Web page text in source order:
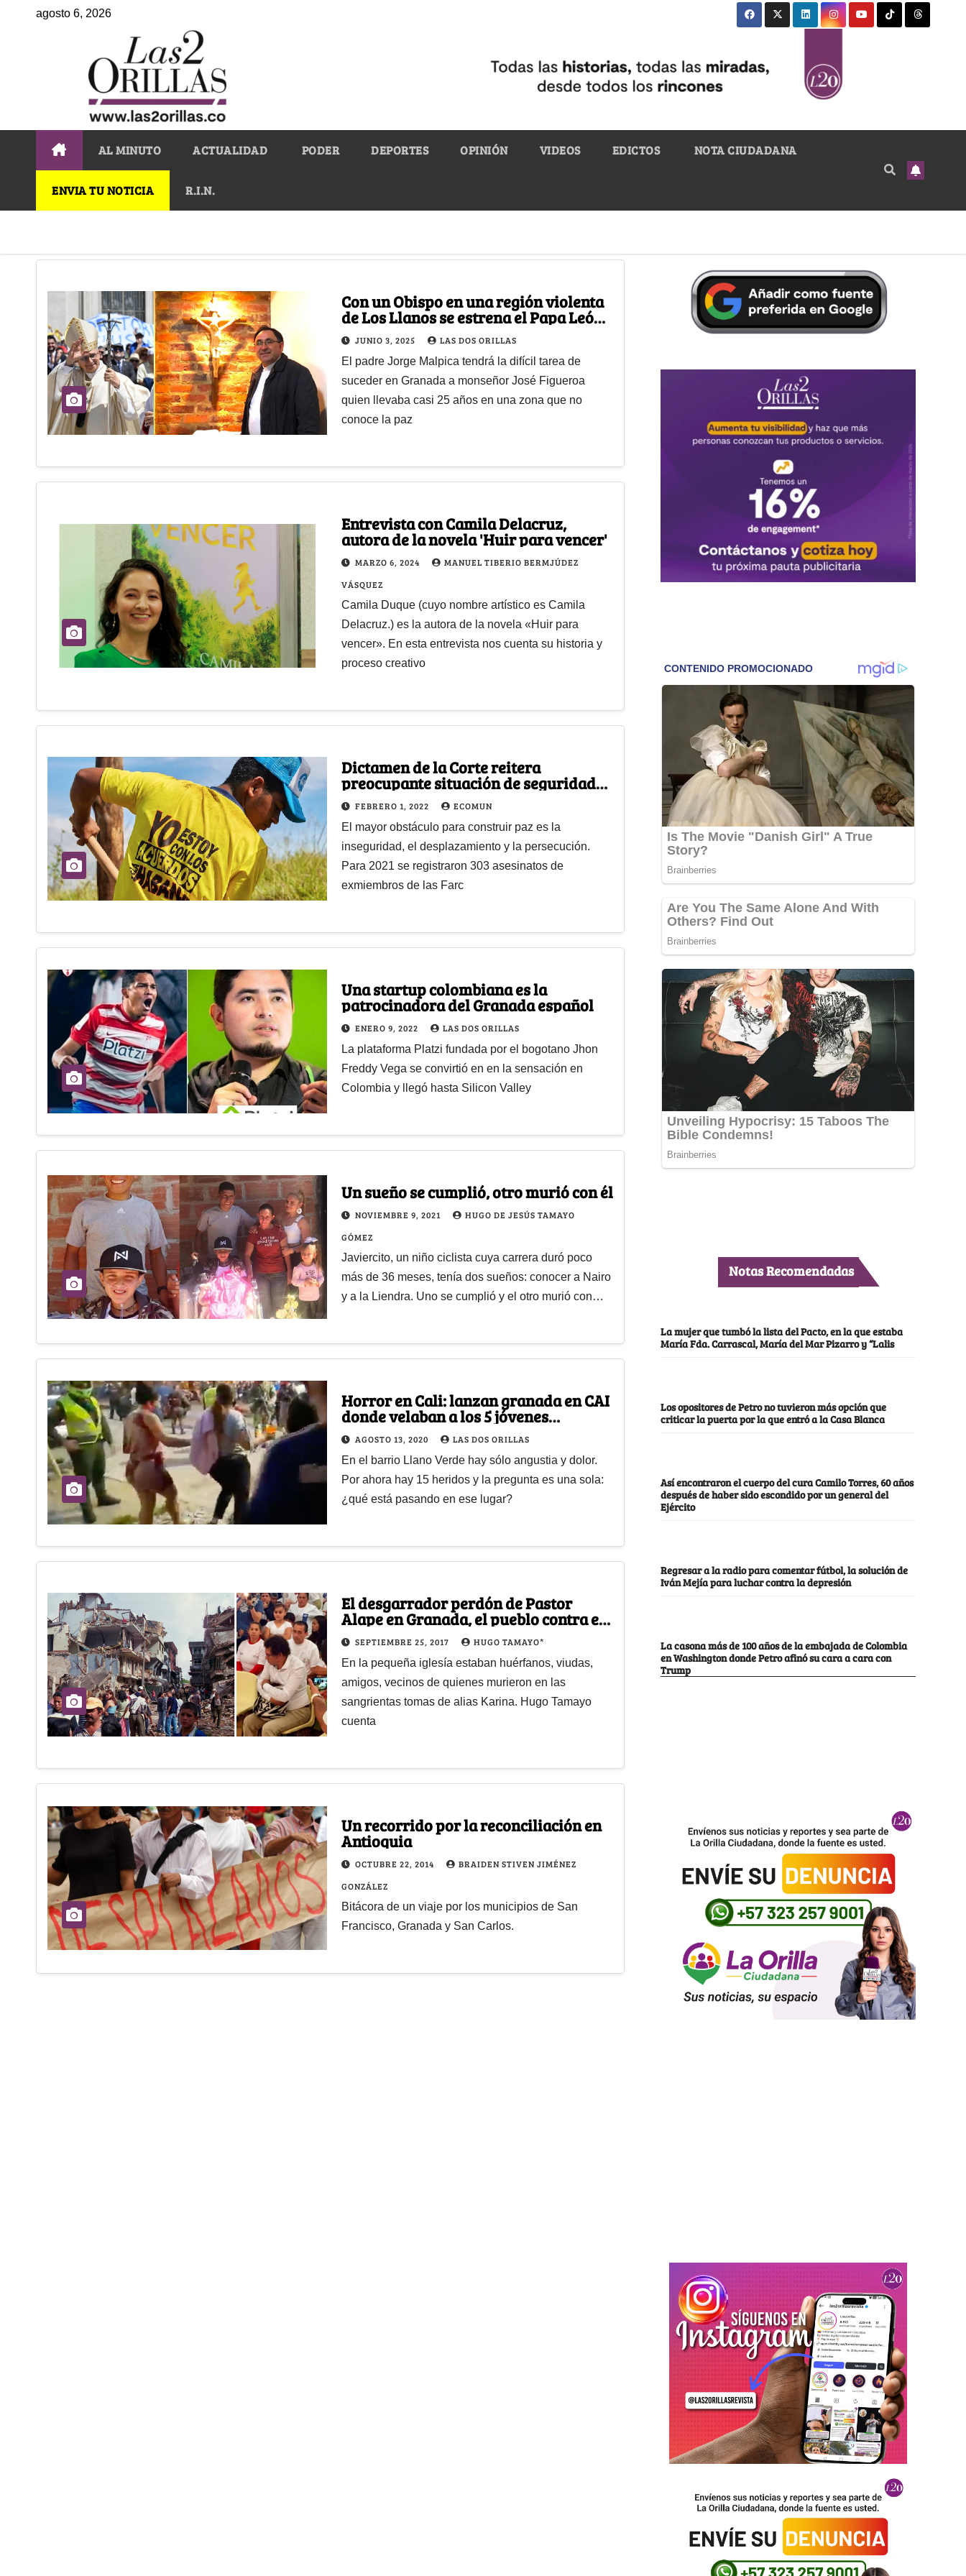
agosto 6, 2026
AL MINUTO ACTUALIDAD PODER DEPORTES OPINIÓN VIDEOS EDICTOS NOTA CIUDADANA
ENVIA TU NOTICIA R.I.N.
Con un Obispo en una región violenta
de Los Llanos se estrena el Papa León
XIV en Colombia
JUNIO 3, 2025 LAS DOS ORILLAS
El padre Jorge Malpica tendrá la difícil tarea de
suceder en Granada a monseñor José Figueroa
quien llevaba casi 25 años en una zona que no
conoce la paz
Entrevista con Camila Delacruz,
autora de la novela 'Huir para vencer'
MARZO 6, 2024
MANUEL TIBERIO BERMJÚDEZ
VÁSQUEZ
Camila Duque (cuyo nombre artístico es Camila
Delacruz.) es la autora de la novela «Huir para
vencer». En esta entrevista nos cuenta su historia y
proceso creativo
Dictamen de la Corte reitera
preocupante situación de seguridad
de los firmantes de paz
FEBRERO 1, 2022 ECOMUN
El mayor obstáculo para construir paz es la
inseguridad, el desplazamiento y la persecución.
Para 2021 se registraron 303 asesinatos de
exmiembros de las Farc
Una startup colombiana es la
patrocinadora del Granada español
ENERO 9, 2022 LAS DOS ORILLAS
La plataforma Platzi fundada por el bogotano Jhon
Freddy Vega se convirtió en en la sensación en
Colombia y llegó hasta Silicon Valley
Un sueño se cumplió, otro murió con él
NOVIEMBRE 9, 2021
HUGO DE JESÚS TAMAYO
GÓMEZ
Javiercito, un niño ciclista cuya carrera duró poco
más de 36 meses, tenía dos sueños: conocer a Nairo
y a la Liendra. Uno se cumplió y el otro murió con…
Horror en Cali: lanzan granada en CAI
donde velaban a los 5 jóvenes
masacrados
AGOSTO 13, 2020 LAS DOS ORILLAS
En el barrio Llano Verde hay sólo angustia y dolor.
Por ahora hay 15 heridos y la pregunta es una sola:
¿qué está pasando en ese lugar?
El desgarrador perdón de Pastor
Alape en Granada, el pueblo contra el
que se ensañó Karina
SEPTIEMBRE 25, 2017 HUGO TAMAYO*
En la pequeña iglesía estaban huérfanos, viudas,
amigos, vecinos de quienes murieron en las
sangrientas tomas de alias Karina. Hugo Tamayo
cuenta
Un recorrido por la reconciliación en
Antioquia
OCTUBRE 22, 2014
BRAIDEN STIVEN JIMÉNEZ
GONZÁLEZ
Bitácora de un viaje por los municipios de San
Francisco, Granada y San Carlos.
Notas Recomendadas
La mujer que tumbó la lista del Pacto, en la que estaba
María Fda. Carrascal, María del Mar Pizarro y “Lalis
Los opositores de Petro no tuvieron más opción que
criticar la puerta por la que entró a la Casa Blanca
Así encontraron el cuerpo del cura Camilo Torres, 60 años
después de haber sido escondido por un general del
Ejército
Regresar a la radio para comentar fútbol, la solución de
Iván Mejía para luchar contra la depresión
La casona más de 100 años de la embajada de Colombia
en Washington donde Petro afinó su cara a cara con
Trump